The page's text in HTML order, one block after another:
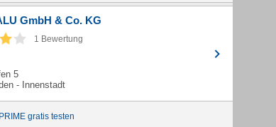
GmbH & Co. KG
1 Bewertung
5
- Innenstadt
gratis testen